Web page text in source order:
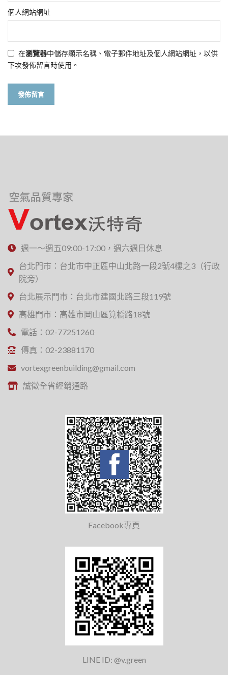
個人網站網址
在瀏覽器中儲存顯示名稱、電子郵件地址及個人網站網址，以供
下次發佈留言時使用。
週一～週五09:00-17:00，週六週日休息
台北門市：台北市中正區中山北路一段2號4樓之3（行政
院旁）
台北展示門市：台北市建國北路三段119號
高雄門市：高雄市岡山區筧橋路18號
電話：02-77251260
傳真：02-23881170
vortexgreenbuilding@gmail.com
誠徵全省經銷通路
Facebook專頁
LINE ID: @v.green